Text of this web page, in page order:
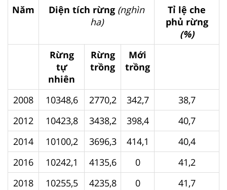
Năm
Diện tích rừng (nghìn
ha)
Tỉ lệ che
phủ rừng
(%)
Rừng
tự
nhiên
Rừng
trồng
Mới
trồng
2008 10348,6 2770,2 342,7
38,7
2012
10423,8 3438,2 398,4
40,7
2014
10100,2 3696,3 414,1
40,4
2016
10242,1 4135,6 0
41,2
2018
10255,5 4235,8 0 41,7